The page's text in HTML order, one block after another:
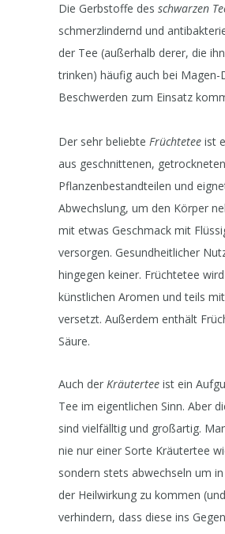
Die Gerbstoffe des schwarzen
schmerzlindernd und
der Tee (außerhalb derer, die
trinken) häufig auch bei Magen-
Beschwerden zum Einsatz
Der sehr beliebte Früchtetee ist
aus geschnittenen,
Pflanzenbestandteilen und
Abwechslung, um den Körper
mit etwas Geschmack mit
versorgen. Gesundheitlicher
hingegen keiner. Früchtetee
künstlichen Aromen und teils
versetzt. Außerdem enthält
Säure.
Auch der Kräutertee ist ein
Tee im eigentlichen Sinn. Aber
sind vielfälltig und großartig.
nie nur einer Sorte Kräutertee
sondern stets abwechseln um
der Heilwirkung zu kommen
verhindern, dass diese ins